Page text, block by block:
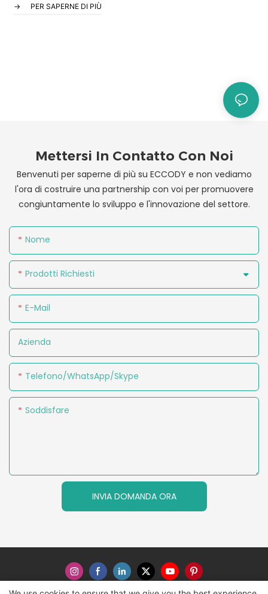
PER SAPERNE DI PIÙ
Mettersi In Contatto Con Noi
Benvenuti per saperne di più su ECCODY e non vediamo
l'ora di costruire una partnership con voi per promuovere
congiuntamente lo sviluppo e l'innovazione del settore.
Nome
Prodotti Richiesti
E-Mail
Azienda
Telefono/WhatsApp/Skype
Soddisfare
INVIA DOMANDA ORA